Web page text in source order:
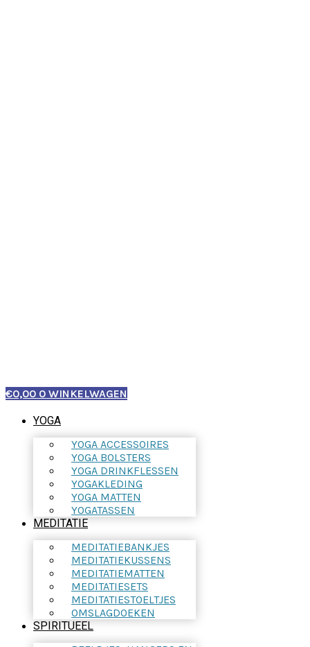
€0,00 0 WINKELWAGEN
YOGA
YOGA ACCESSOIRES
YOGA BOLSTERS
YOGA DRINKFLESSEN
YOGAKLEDING
YOGA MATTEN
YOGATASSEN
MEDITATIE
MEDITATIEBANKJES
MEDITATIEKUSSENS
MEDITATIEMATTEN
MEDITATIESETS
MEDITATIESTOELTJES
OMSLAGDOEKEN
SPIRITUEEL